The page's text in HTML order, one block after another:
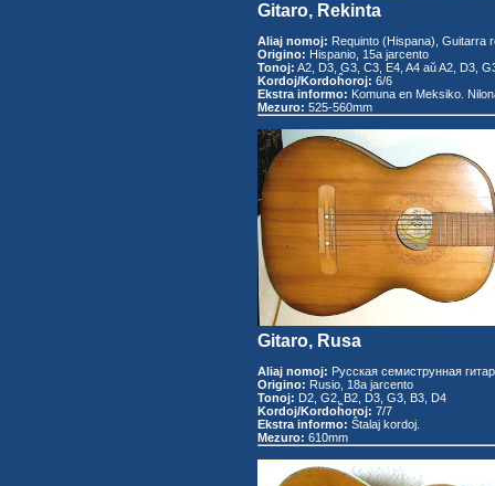
Gitaro, Rekinta
Aliaj nomoj: Requinto (Hispana), Guitarra
Origino: Hispanio, 15a jarcento
Tonoj: A2, D3, G3, C3, E4, A4 aŭ A2, D3,
Kordoj/Kordoĥoroj: 6/6
Ekstra informo: Komuna en Meksiko.
Mezuro: 525-560mm
Gitaro, Rusa
Aliaj nomoj: Русская семиструнная
Origino: Rusio, 18a jarcento
Tonoj: D2, G2, B2, D3, G3, B3, D4
Kordoj/Kordoĥoroj: 7/7
Ekstra informo: Ŝtalaj kordoj.
Mezuro: 610mm